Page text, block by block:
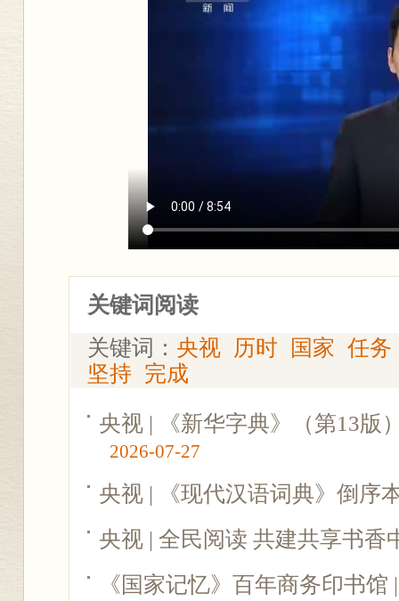
关键词阅读
关键词： 央视 历时 国家 任务
坚持 完成
央视 | 《新华字典》（第13版
2026-07-27
央视 | 《现代汉语词典》倒序
央视 | 全民阅读 共建共享书香
《国家记忆》百年商务印书馆